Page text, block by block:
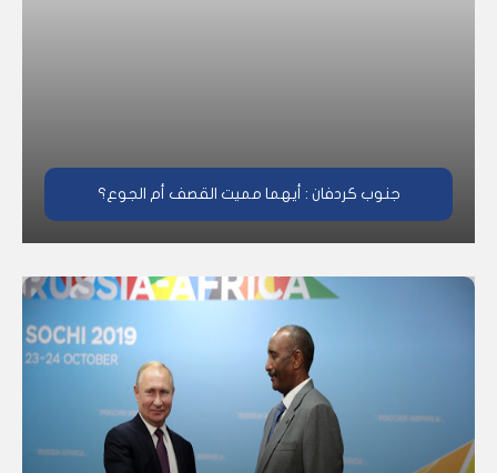
جنوب كردفان : أيهما مميت القصف أم الجوع؟